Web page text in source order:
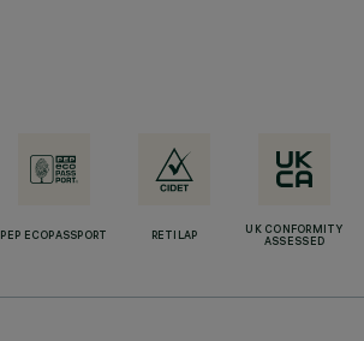
PEP ECOPASSPORT RETILAP
UK CONFORMITY
ASSESSED